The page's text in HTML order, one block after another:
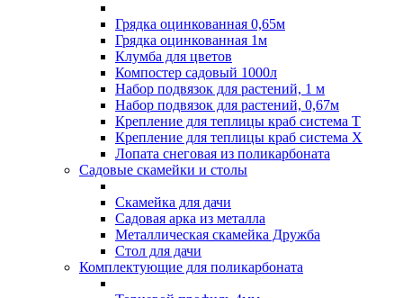
Грядка оцинкованная 0,65м
Грядка оцинкованная 1м
Клумба для цветов
Компостер садовый 1000л
Набор подвязок для растений, 1 м
Набор подвязок для растений, 0,67м
Крепление для теплицы краб система Т
Крепление для теплицы краб система Х
Лопата снеговая из поликарбоната
Садовые скамейки и столы
Скамейка для дачи
Садовая арка из металла
Металлическая скамейка Дружба
Стол для дачи
Комплектующие для поликарбоната